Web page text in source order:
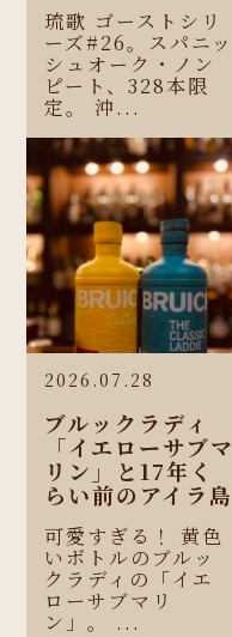
琉歌 ゴーストシリ
ーズ#26。スパニッ
シュオーク・ノン
ピート、328本限
定。 沖...
2026.07.28
ブルックラディ
「イエローサブマ
リン」と17年く
らい前のアイラ島
可愛すぎる！ 黄色
いボトルのブルッ
クラディの「イエ
ローサブマリ
ン」。 ...